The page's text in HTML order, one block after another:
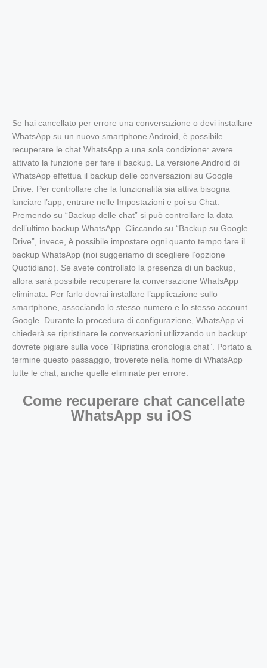
Se hai cancellato per errore una conversazione o devi installare
WhatsApp su un nuovo smartphone Android, è possibile
recuperare le chat WhatsApp a una sola condizione: avere
attivato la funzione per fare il backup. La versione Android di
WhatsApp effettua il backup delle conversazioni su Google
Drive. Per controllare che la funzionalità sia attiva bisogna
lanciare l’app, entrare nelle Impostazioni e poi su Chat.
Premendo su “Backup delle chat” si può controllare la data
dell’ultimo backup WhatsApp. Cliccando su “Backup su Google
Drive”, invece, è possibile impostare ogni quanto tempo fare il
backup WhatsApp (noi suggeriamo di scegliere l’opzione
Quotidiano). Se avete controllato la presenza di un backup,
allora sarà possibile recuperare la conversazione WhatsApp
eliminata. Per farlo dovrai installare l’applicazione sullo
smartphone, associando lo stesso numero e lo stesso account
Google. Durante la procedura di configurazione, WhatsApp vi
chiederà se ripristinare le conversazioni utilizzando un backup:
dovrete pigiare sulla voce “Ripristina cronologia chat”. Portato a
termine questo passaggio, troverete nella home di WhatsApp
tutte le chat, anche quelle eliminate per errore.
Come recuperare chat cancellate
WhatsApp su iOS